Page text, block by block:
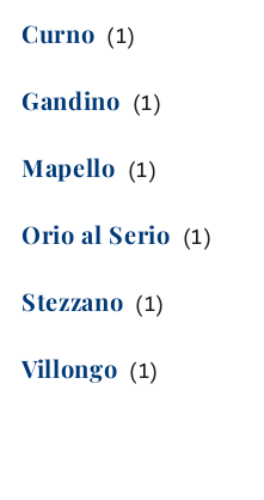
Curno (1)
Gandino (1)
Mapello (1)
Orio al Serio (1)
Stezzano (1)
Villongo (1)